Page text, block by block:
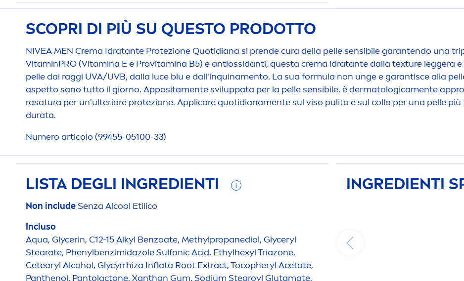
SCOPRI DI PIÙ SU QUESTO PRODOTTO
NIVEAMEN Crema Idratante Protezione Quotidiana si prende cura della pelle sensibile garantendo una
VitaminPRO (Vitamina E e Provitamina B5) e antiossidanti, questa crema idratante dalla texture leggera
pelle dai raggi UVA/UVB, dalla luce blu e dall'inquinamento. La sua formula non unge e garantisce alla
aspetto sano tutto il giorno. Appositamente sviluppata per la pelle sensibile, è dermatologicamente
rasatura per un'ulteriore protezione. Applicarequotidianamente sul viso pulito e sul collo per una pelle
durata.
Numero articolo (99455-05100-33)
LISTA DEGLI INGREDIENTI
Non includeSenza Alcool Etilico
Incluso
Aqua, Glycerin, C12-15 Alkyl Benzoate, Methylpropanediol, Glyceryl
Stearate, Phenylbenzimidazole Sulfonic Acid, Ethylhexyl Triazone,
Cetearyl Alcohol, Glycyrrhiza Inflata Root Extract, Tocopheryl Acetate,
Panthenol, Pantolactone, Xanthan Gum, Sodium Stearoyl Glutamate,
INGREDIENTI